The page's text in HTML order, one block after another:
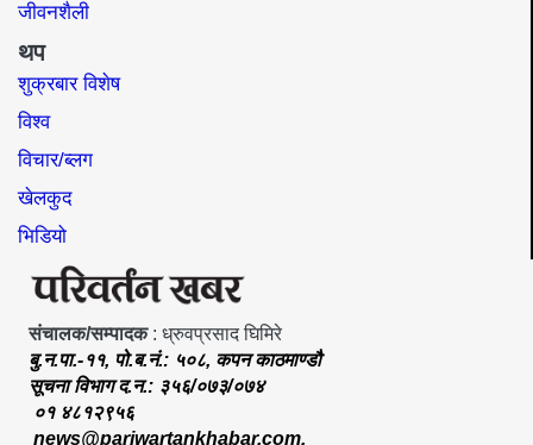
जीवनशैली
थप
शुक्रबार विशेष
विश्व
विचार/ब्लग
खेलकुद
भिडियो
संचालक/सम्पादक: ध्रुवप्रसाद घिमिरे
बु.न.पा.-११, पो.ब.नं.: ५०८, कपन काठमाण्डौ
सूचना विभाग द.न.: ३५६/०७३/०७४
०१ ४८१२९५६
news@pariwartankhabar.com,